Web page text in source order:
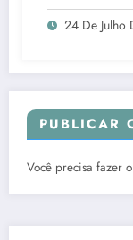
24 De Julho
PUBLICAR
Você precisa fazer o